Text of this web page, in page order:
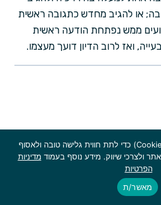
או להגיב מחדש כתגובה ראשית
ממש נפתחת הודעה ראשית
ואז לרוב הדיון דועך מעצמו.
זה לילה קודר וסוער" לפתיחות
אנו משתמשים ב"עוגיות" (Cookies) כדי לתת חווית גלישה טובה ולאסוף
ולצרכי שיווק. מידע נוסף בעמוד מדיניות
הפרטיות
מאשר/ת